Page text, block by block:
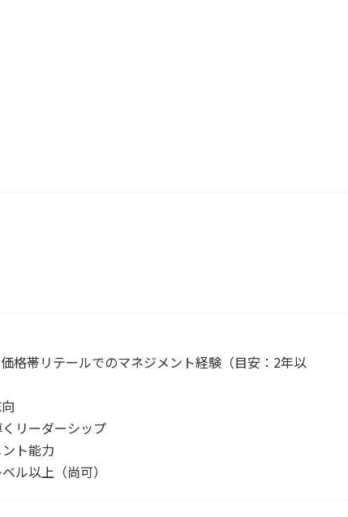
格帯リテールでのマネジメント経験（目安：2年以
リーダーシップ
ト能力
ル以上（尚可）